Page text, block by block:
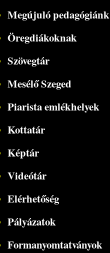
Megújuló pedagógiánk
Öregdiákoknak
Szövegtár
Mesélő Szeged
Piarista emlékhelyek
Kottatár
Képtár
Videótár
Elérhetőség
Pályázatok
Formanyomtatványok